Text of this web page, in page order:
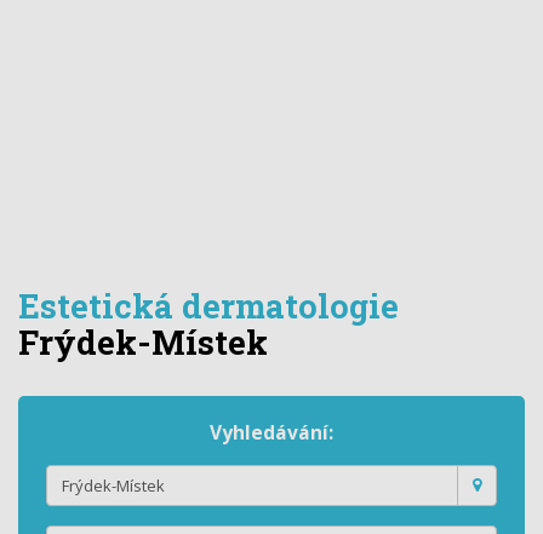
Estetická dermatologie
Frýdek-Místek
Vyhledávání: